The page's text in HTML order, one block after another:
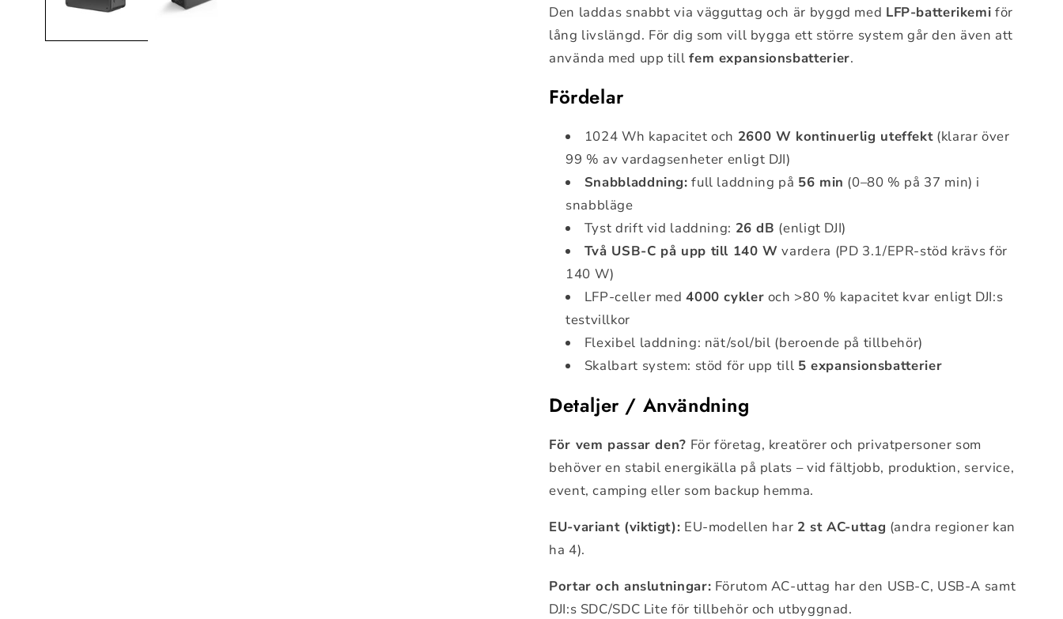
Den laddas snabbt via vägguttag och är byggd med LFP-batterikemi för
lång livslängd. För dig som vill bygga ett större system går den även att
använda med upp tillfem expansionsbatterier.
Fördelar
1024 Wh kapacitet och 2600 W kontinuerlig uteffekt(klarar över
99 % av vardagsenheter enligt DJI)
Snabbladdning: full laddning på 56 min (0–80 % på 37 min) i
snabbläge
Tyst drift vid laddning: 26 dB (enligt DJI)
Två USB-C på upp till 140 W vardera (PD 3.1/EPR-stöd krävs för
140 W)
LFP-celler med4000 cykler och >80 % kapacitet kvar enligt DJI:s
testvillkor
Flexibel laddning: nät/sol/bil (beroende på tillbehör)
Skalbart system: stöd för upp till 5 expansionsbatterier
Detaljer / Användning
För vem passar den? För företag, kreatörer och privatpersoner som
behöver en stabil energikälla på plats – vid fältjobb, produktion, service,
event, camping eller som backup hemma.
EU-variant (viktigt): EU-modellen har 2 st AC-uttag (andra regioner kan
ha 4).
Portar och anslutningar: Förutom AC-uttag har den USB-C, USB-A samt
DJI:s SDC/SDC Lite för tillbehör och utbyggnad.